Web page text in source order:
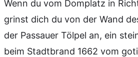
Wenn du vom Domplatz in
grinst dich du von der Wand
der Passauer Tölpel an, ein
beim Stadtbrand 1662 vom